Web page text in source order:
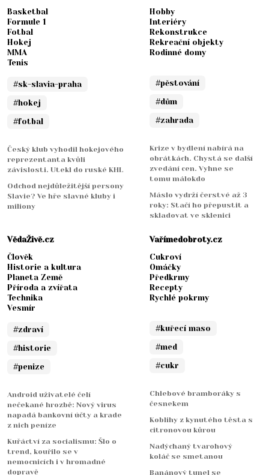
Basketbal
Formule 1
Fotbal
Hokej
MMA
Tenis
#sk-slavia-praha
#hokej
#fotbal
Český klub vyhodil hokejového
reprezentanta kvůli
závislosti. Utekl do ruské KHL
Odchod nejdůležitější persony
Slavie? Ve hře slavné kluby i
miliony
Hobby
Interiéry
Rekonstrukce
Rekreační objekty
Rodinné domy
#pěstování
#dům
#zahrada
Krize v bydlení nabírá na
obrátkách. Chystá se další
zvedání cen. Vyhne se
tomu málokdo
Máslo vydrží čerstvé až 3
roky: Stačí ho přepustit a
skladovat ve sklenici
VědaŽivě.cz
Člověk
Historie a kultura
Planeta Země
Příroda a zvířata
Technika
Vesmír
#zdraví
#historie
#penize
Android uživatelé čelí
nečekané hrozbě: Nový virus
napadá bankovní účty a krade
z nich peníze
Kuřáctví za socialismu: Šlo o
trend, kouřilo se v
nemocnicích i v hromadné
dopravě
Vařímedobroty.cz
Cukroví
Omáčky
Předkrmy
Recepty
Rychlé pokrmy
#kuřecí maso
#med
#cukr
Chlebové bramboráky s
česnekem
Koblihy z kynutého těsta s
citronovou kůrou
Nadýchaný tvarohový
koláč se smetanou
Banánový tunel se